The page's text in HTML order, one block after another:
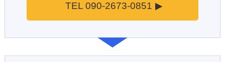
TEL 090-2673-0851